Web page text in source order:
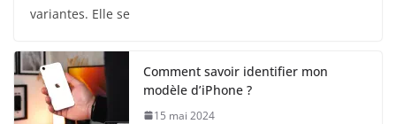
variantes. Elle se
Comment savoir identifier mon
modèle d’iPhone ?
15 mai 2024